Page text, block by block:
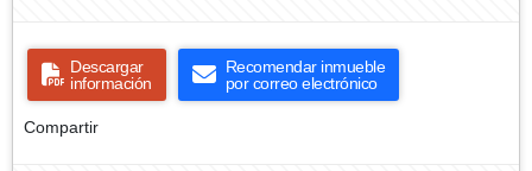
Descargar
información
Recomendar inmueble
por correo electrónico
Compartir